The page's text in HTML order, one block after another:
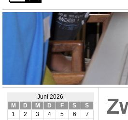
Juni 2026
M
D M D F S
S
1
2 3 4 5 6
7